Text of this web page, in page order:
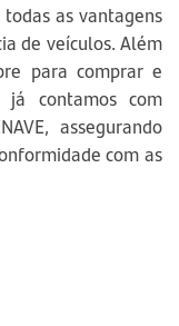
as vantagens
de veículos. Além
para comprar e
contamos com
assegurando
com as